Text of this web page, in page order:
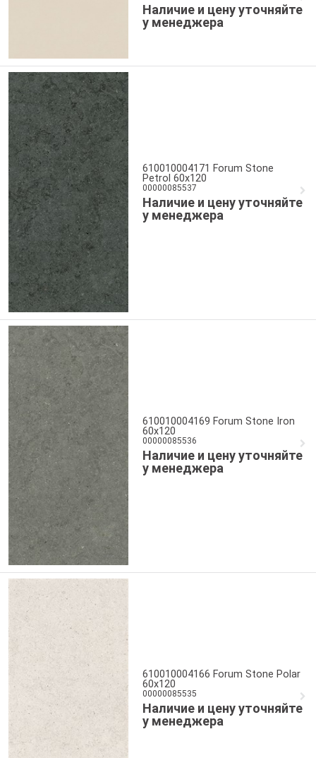
Наличие и цену уточняйте
у менеджера
610010004171 Forum Stone
Petrol 60x120
00000085537
Наличие и цену уточняйте
у менеджера
610010004169 Forum Stone Iron
60x120
00000085536
Наличие и цену уточняйте
у менеджера
610010004166 Forum Stone Polar
60x120
00000085535
Наличие и цену уточняйте
у менеджера